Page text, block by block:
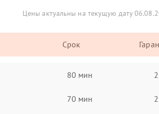
Цены актуальны на текущую дату
Срок
80 мин
70 мин